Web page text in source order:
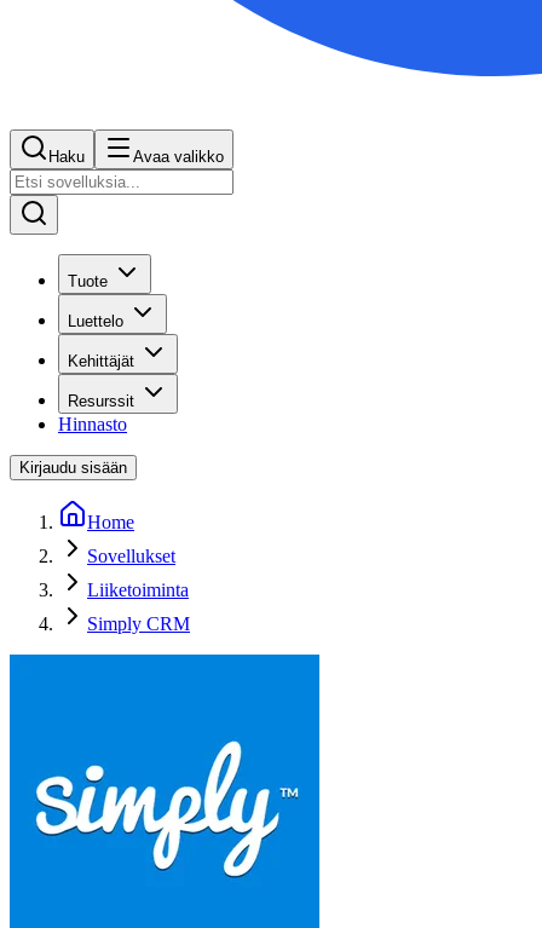
Haku Avaa valikko
Tuote
Luettelo
Kehittäjät
Resurssit
Hinnasto
Kirjaudu sisään
Home
Sovellukset
Liiketoiminta
Simply CRM